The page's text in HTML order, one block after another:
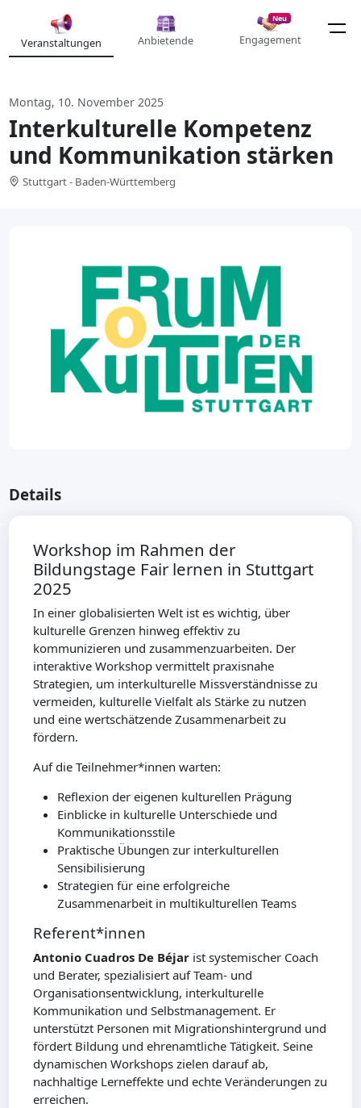
Veranstaltungen Anbietende
Neu
Engagement
Montag, 10. November 2025
Interkulturelle Kompetenz
und Kommunikation stärken
Stuttgart - Baden-Württemberg
Details
Workshop im Rahmen der
Bildungstage Fair lernen in Stuttgart
2025
In einer globalisierten Welt ist es wichtig, über
kulturelle Grenzen hinweg effektiv zu
kommunizieren und zusammenzuarbeiten. Der
interaktive Workshop vermittelt praxisnahe
Strategien, um interkulturelle Missverständnisse zu
vermeiden, kulturelle Vielfalt als Stärke zu nutzen
und eine wertschätzende Zusammenarbeit zu
fördern.
Auf die Teilnehmer*innen warten:
Reflexion der eigenen kulturellen Prägung
Einblicke in kulturelle Unterschiede und
Kommunikationsstile
Praktische Übungen zur interkulturellen
Sensibilisierung
Strategien für eine erfolgreiche
Zusammenarbeit in multikulturellen Teams
Referent*innen
Antonio Cuadros De Béjar ist systemischer Coach
und Berater, spezialisiert auf Team- und
Organisationsentwicklung, interkulturelle
Kommunikation und Selbstmanagement. Er
unterstützt Personen mit Migrationshintergrund und
fördert Bildung und ehrenamtliche Tätigkeit. Seine
dynamischen Workshops zielen darauf ab,
nachhaltige Lerneffekte und echte Veränderungen zu
erreichen.